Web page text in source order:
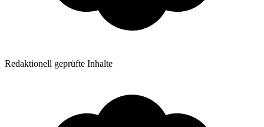
Redaktionell geprüfte Inhalte